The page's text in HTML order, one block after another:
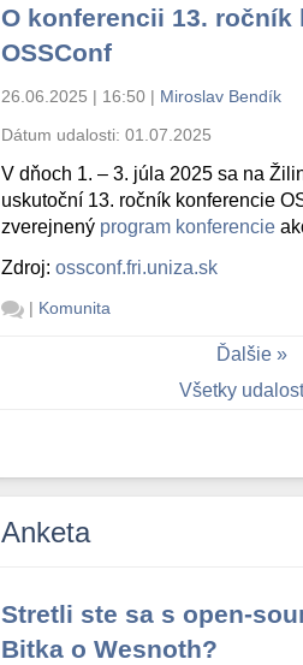
O konferencii 13. ročník
OSSConf
26.06.2025 | 16:50 | Miroslav Bendík
Dátum udalosti:01.07.2025
V dňoch 1. – 3. júla 2025 sa na
uskutoční 13. ročník konferencie
zverejnený program konferencie
Zdroj:ossconf.fri.uniza.sk
| Komunita
Ďalšie
Všetky
Anketa
Stretli ste sa s open-
Bitka o Wesnoth?